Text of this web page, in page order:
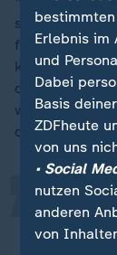
sogenannte
führt zu einer
können wir
dass sogar
werden sollen
denen ihnen
Das ist
„
Erlebnis im
und
Dabei
Basis
ZDFheute
von uns
• Social
nutzen
anderen
von